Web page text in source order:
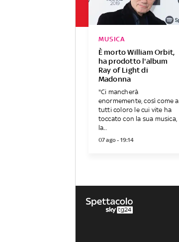
È morto William Orbit,
ha prodotto l'album
Ray of Light di
Madonna
MUSICA
"Ci mancherà
enormemente, così come a
tutti coloro le cui vite ha
toccato con la sua musica,
la...
07 ago - 19:14